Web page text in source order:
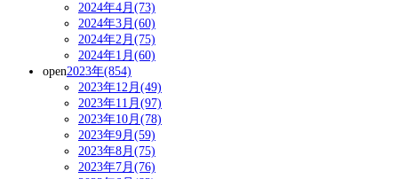
2024年4月(73)
2024年3月(60)
2024年2月(75)
2024年1月(60)
open2023年(854)
2023年12月(49)
2023年11月(97)
2023年10月(78)
2023年9月(59)
2023年8月(75)
2023年7月(76)